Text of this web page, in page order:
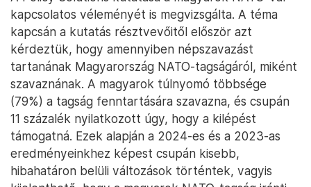
kapcsolatos véleményét is megvizsgálta. A téma
kapcsán a kutatás résztvevőitől először azt
kérdeztük, hogy amennyiben népszavazást
tartanának Magyarország NATO-tagságáról, miként
szavaznának. A magyarok túlnyomó többsége
(79%) a tagság fenntartására szavazna, és csupán
11 százalék nyilatkozott úgy, hogy a kilépést
támogatná. Ezek alapján a 2024-es és a 2023-as
eredményeinkhez képest csupán kisebb,
hibahatáron belüli változások történtek, vagyis